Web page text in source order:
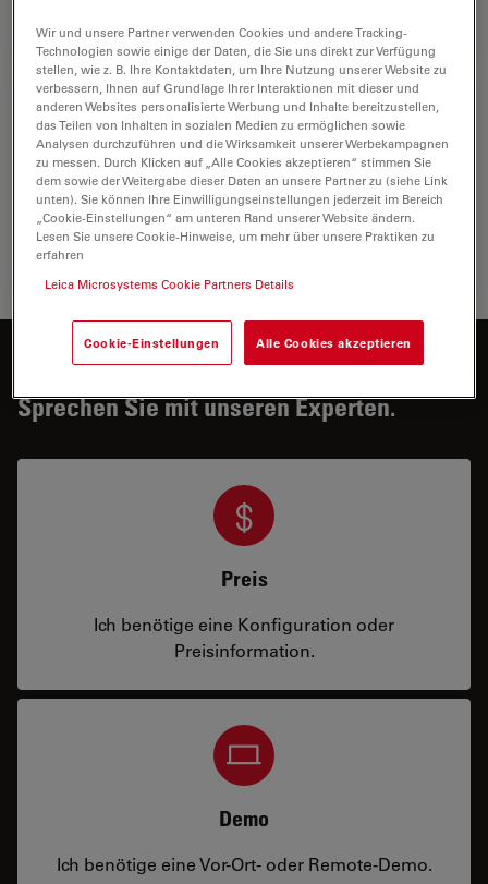
Erweiterte Gewebebildgebung und -analyse
Gewinnen Sie mit den erweiterten Bildgebenden
Verfahren von Leica Microsystems Einblicke in die
Gewebestruktur und -funktion und verbessern Sie Ihr
Verständnis der räumlichen Biologie und der…
Möchten Sie mehr dazu erfahren?
Sprechen Sie mit unseren Experten.
Preis
Ich benötige eine Konfiguration oder
Preisinformation.
Demo
Ich benötige eine Vor-Ort- oder Remote-Demo.
Wir und unsere Partner verwenden Cookies und andere Tracking-
Technologien sowie einige der Daten, die Sie uns direkt zur Verfügung
stellen, wie z. B. Ihre Kontaktdaten, um Ihre Nutzung unserer Website zu
verbessern, Ihnen auf Grundlage Ihrer Interaktionen mit dieser und
anderen Websites personalisierte Werbung und Inhalte bereitzustellen,
das Teilen von Inhalten in sozialen Medien zu ermöglichen sowie
Analysen durchzuführen und die Wirksamkeit unserer Werbekampagnen
zu messen. Durch Klicken auf „Alle Cookies akzeptieren“ stimmen Sie
dem sowie der Weitergabe dieser Daten an unsere Partner zu (siehe Link
unten). Sie können Ihre Einwilligungseinstellungen jederzeit im Bereich
„Cookie-Einstellungen“ am unteren Rand unserer Website ändern.
Lesen Sie unsere Cookie-Hinweise, um mehr über unsere Praktiken zu
erfahren
Leica Microsystems Cookie Partners Details
Cookie-Einstellungen Alle Cookies akzeptieren